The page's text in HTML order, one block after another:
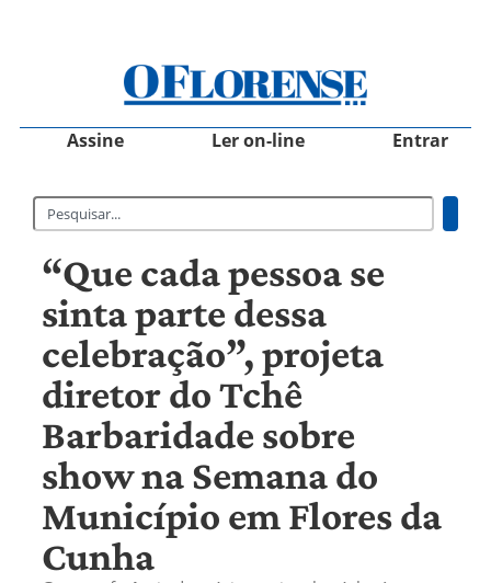
Assine Ler on-line Entrar
“Que cada pessoa se
sinta parte dessa
celebração”, projeta
diretor do Tchê
Barbaridade sobre
show na Semana do
Município em Flores da
Cunha